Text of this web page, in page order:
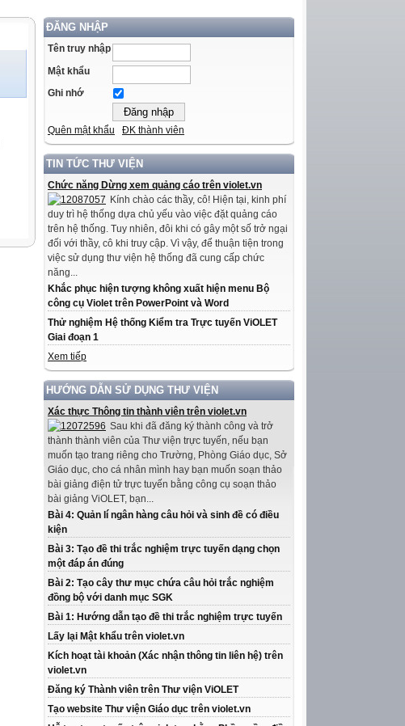
ĐĂNG NHẬP
Tên truy nhập
Mật khẩu
Ghi nhớ
Quên mật khẩu ĐK thành viên
TIN TỨC THƯ VIỆN
Chức năng Dừng xem quảng cáo trên violet.vn
Kính chào các thầy, cô! Hiện tại, kinh phí
duy trì hệ thống dựa chủ yếu vào việc đặt quảng cáo
trên hệ thống. Tuy nhiên, đôi khi có gây một số trở ngại
đối với thầy, cô khi truy cập. Vì vậy, để thuận tiện trong
việc sử dụng thư viện hệ thống đã cung cấp chức
năng...
Khắc phục hiện tượng không xuất hiện menu Bộ
công cụ Violet trên PowerPoint và Word
Thử nghiệm Hệ thống Kiểm tra Trực tuyến ViOLET
Giai đoạn 1
Xem tiếp
HƯỚNG DẪN SỬ DỤNG THƯ VIỆN
Xác thực Thông tin thành viên trên violet.vn
Sau khi đã đăng ký thành công và trở
thành thành viên của Thư viện trực tuyến, nếu bạn
muốn tạo trang riêng cho Trường, Phòng Giáo dục, Sở
Giáo dục, cho cá nhân mình hay bạn muốn soạn thảo
bài giảng điện tử trực tuyến bằng công cụ soạn thảo
bài giảng ViOLET, bạn...
Bài 4: Quản lí ngân hàng câu hỏi và sinh đề có điều
kiện
Bài 3: Tạo đề thi trắc nghiệm trực tuyến dạng chọn
một đáp án đúng
Bài 2: Tạo cây thư mục chứa câu hỏi trắc nghiệm
đồng bộ với danh mục SGK
Bài 1: Hướng dẫn tạo đề thi trắc nghiệm trực tuyến
Lấy lại Mật khẩu trên violet.vn
Kích hoạt tài khoản (Xác nhận thông tin liên hệ) trên
violet.vn
Đăng ký Thành viên trên Thư viện ViOLET
Tạo website Thư viện Giáo dục trên violet.vn